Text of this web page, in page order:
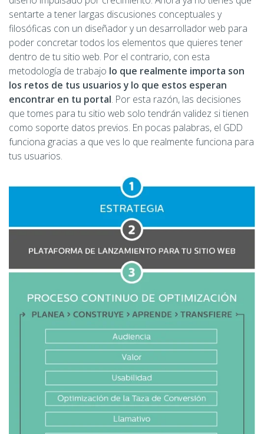
sentarte a tener largas discusiones conceptuales y
filosóficas con un diseñador y un desarrollador web para
poder concretar todos los elementos que quieres tener
dentro de tu sitio web. Por el contrario, con esta
metodología de trabajo lo que realmente importa son
los retos de tus usuarios y lo que estos esperan
encontrar en tu portal. Por esta razón, las decisiones
que tomes para tu sitio web solo tendrán validez si tienen
como soporte datos previos. En pocas palabras, el GDD
funciona gracias a que ves lo que realmente funciona para
tus usuarios.